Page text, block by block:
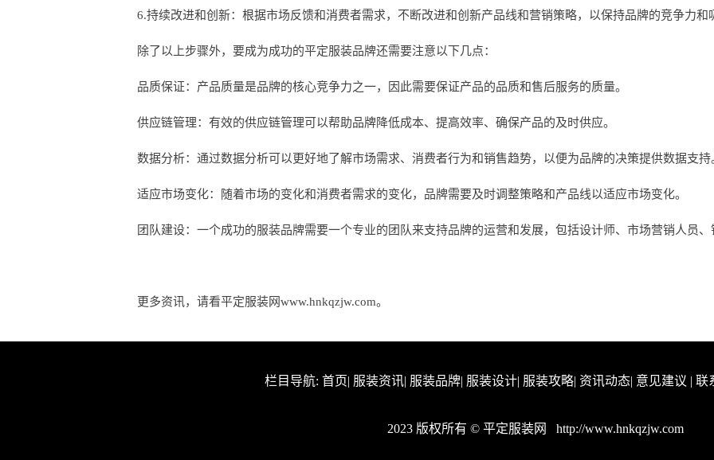
6.持续改进和创新：根据市场反馈和消费者需求，不断改进和创新产品线和营销策略，以保持品牌的竞争力和
除了以上步骤外，要成为成功的平定服装品牌还需要注意以下几点：
品质保证：产品质量是品牌的核心竞争力之一，因此需要保证产品的品质和售后服务的质量。
供应链管理：有效的供应链管理可以帮助品牌降低成本、提高效率、确保产品的及时供应。
数据分析：通过数据分析可以更好地了解市场需求、消费者行为和销售趋势，以便为品牌的决策提供数据支持
适应市场变化：随着市场的变化和消费者需求的变化，品牌需要及时调整策略和产品线以适应市场变化。
团队建设：一个成功的服装品牌需要一个专业的团队来支持品牌的运营和发展，包括设计师、市场营销人员、
更多资讯，请看平定服装网www.hnkqzjw.com。
栏目导航: 首页| 服装资讯| 服装品牌| 服装设计| 服装攻略| 资讯动态| 意见建议 | 联
2023 版权所有 © 平定服装网 http://www.hnkqzjw.com